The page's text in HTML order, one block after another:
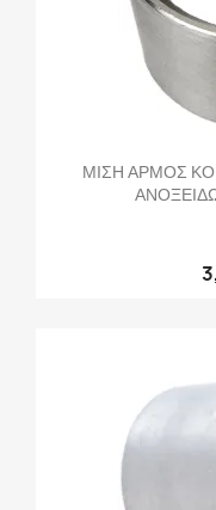
ΜΙΣΗ ΑΡΜΟΣ